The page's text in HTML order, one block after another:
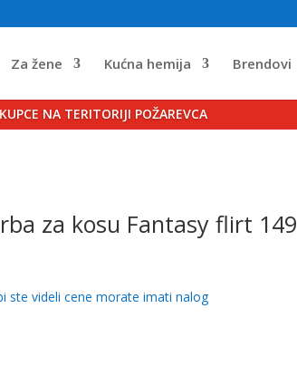
Za žene Kućna hemija Brendovi
NA TERITORIJI POŽAREVCA
za kosu Fantasy flirt 149
ste videli cene morate imati nalog